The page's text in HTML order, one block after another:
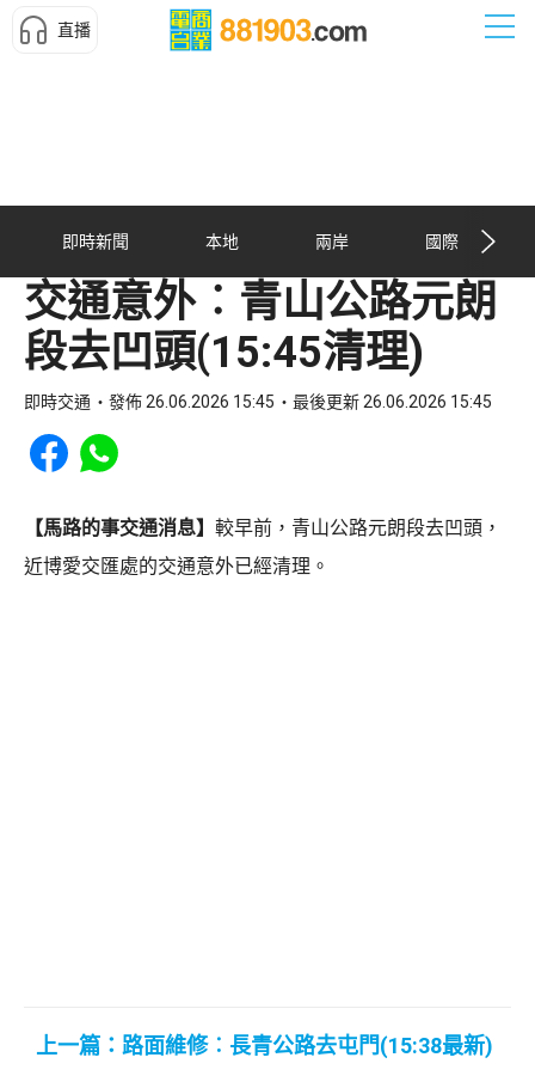
直播
即時新聞 本地 兩岸 國際
交通意外︰青山公路元朗
段去凹頭(15:45清理)
即時交通 發佈 26.06.2026 15:45 最後更新 26.06.2026 15:45
Share to Facebook
Share to WhatsApp
【馬路的事交通消息】 較早前，青山公路元朗段去凹頭，
近博愛交匯處的交通意外已經清理。
上一篇：路面維修︰長青公路去屯門(15:38最新)